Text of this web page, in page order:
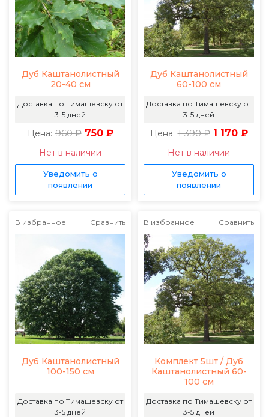
Дуб Каштанолистный
20-40 см
Доставка по Тимашевску от
3-5 дней
Цена: 960 ₽ 750 ₽
Нет в наличии
Уведомить о
появлении
Дуб Каштанолистный
60-100 см
Доставка по Тимашевску от
3-5 дней
Цена: 1 390 ₽ 1 170 ₽
Нет в наличии
Уведомить о
появлении
В избранное Сравнить
Дуб Каштанолистный
100-150 см
Доставка по Тимашевску от
3-5 дней
В избранное Сравнить
Комплект 5шт / Дуб
Каштанолистный 60-
100 см
Доставка по Тимашевску от
3-5 дней